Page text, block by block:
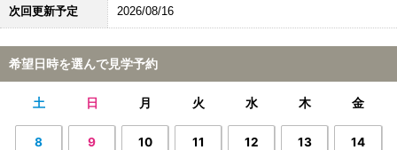
次回更新予定 2026/08/16
希望日時を選んで見学予約
土 日 月 火 水 木 金
8 9 10 11 12 13 14